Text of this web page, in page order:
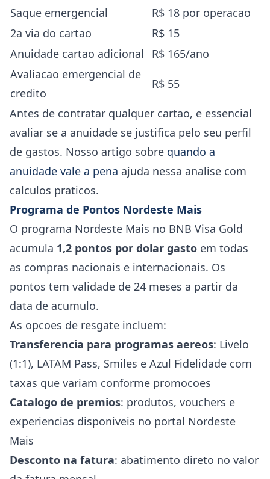
Saque emergencial
R$ 18 por operacao
2a via do cartao
R$ 15
Anuidade cartao adicional
R$ 165/ano
Avaliacao emergencial de
credito
R$ 55
Antes de contratar qualquer cartao, e essencial
avaliar se a anuidade se justifica pelo seu perfil
de gastos. Nosso artigo sobre quando a
anuidade vale a pena ajuda nessa analise com
calculos praticos.
Programa de Pontos Nordeste Mais
O programa Nordeste Mais no BNB Visa Gold
acumula 1,2 pontos por dolar gasto em todas
as compras nacionais e internacionais. Os
pontos tem validade de 24 meses a partir da
data de acumulo.
As opcoes de resgate incluem:
Transferencia para programas aereos: Livelo
(1:1), LATAM Pass, Smiles e Azul Fidelidade com
taxas que variam conforme promocoes
Catalogo de premios: produtos, vouchers e
experiencias disponiveis no portal Nordeste
Mais
Desconto na fatura: abatimento direto no valor